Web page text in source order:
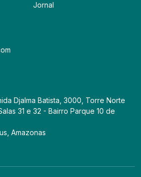
Jornal
Djalma Batista, 3000, Torre Norte
31 e 32 - Bairro Parque 10 de
Amazonas